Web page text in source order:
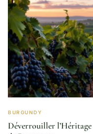
BURGUNDY
Déverrouiller